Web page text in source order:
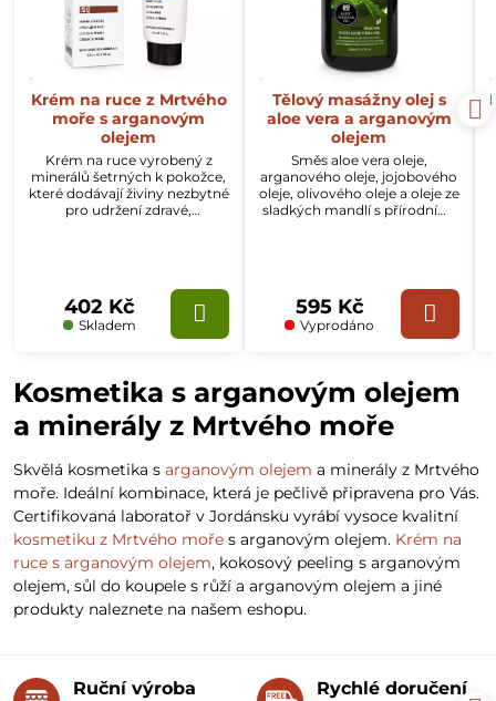
Krém na ruce z Mrtvého
moře s arganovým
olejem
Krém na ruce vyrobený z
minerálů šetrných k pokožce,
které dodávají živiny nezbytné
pro udržení zdravé,
Skladem
402 Kč
Tělový masážny olej s
aloe vera a arganovým
olejem
Směs aloe vera oleje,
arganového oleje, jojobového
oleje, olivového oleje a oleje ze
sladkých mandlí s přírodními
Vyprodáno
595 Kč
Kosmetika s arganovým olejem
a minerály z Mrtvého moře
Skvělá kosmetika s arganovým olejem a minerály z Mrtvého
moře. Ideální kombinace, která je pečlivě připravena pro Vás.
Certifikovaná laboratoř v Jordánsku vyrábí vysoce kvalitní
kosmetiku z Mrtvého moře s arganovým olejem. Krém na
ruce s arganovým olejem, kokosový peeling s arganovým
olejem, sůl do koupele s růží a arganovým olejem a jiné
produkty naleznete na našem eshopu.
Ruční výroba Rychlé doručení